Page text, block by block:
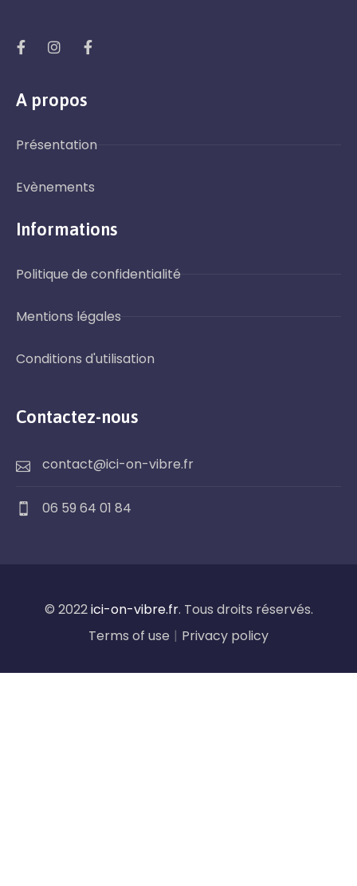
A propos
Présentation
Evènements
Informations
Politique de confidentialité
Mentions légales
Conditions d'utilisation
Contactez-nous
contact@ici-on-vibre.fr
06 59 64 01 84
© 2022ici-on-vibre.fr. Tous droits réservés.
Terms of use | Privacy policy